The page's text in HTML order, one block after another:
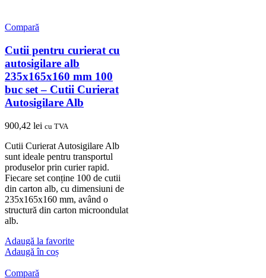
Compară
Cutii pentru curierat cu
autosigilare alb
235x165x160 mm 100
buc set – Cutii Curierat
Autosigilare Alb
900,42 lei cu TVA
Cutii Curierat Autosigilare Alb
sunt ideale pentru transportul
produselor prin curier rapid.
Fiecare set conține 100 de cutii
din carton alb, cu dimensiuni de
235x165x160 mm, având o
structură din carton microondulat
alb.
Adaugă la favorite
Adaugă în coș
Compară